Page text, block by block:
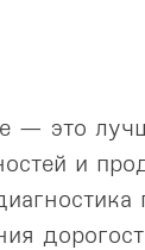
— это
и